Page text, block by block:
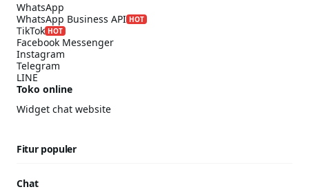
WhatsApp
WhatsApp Business API HOT
TikTok HOT
Facebook Messenger
Instagram
Telegram
LINE
Toko online
Widget chat website
Fitur populer
Chat